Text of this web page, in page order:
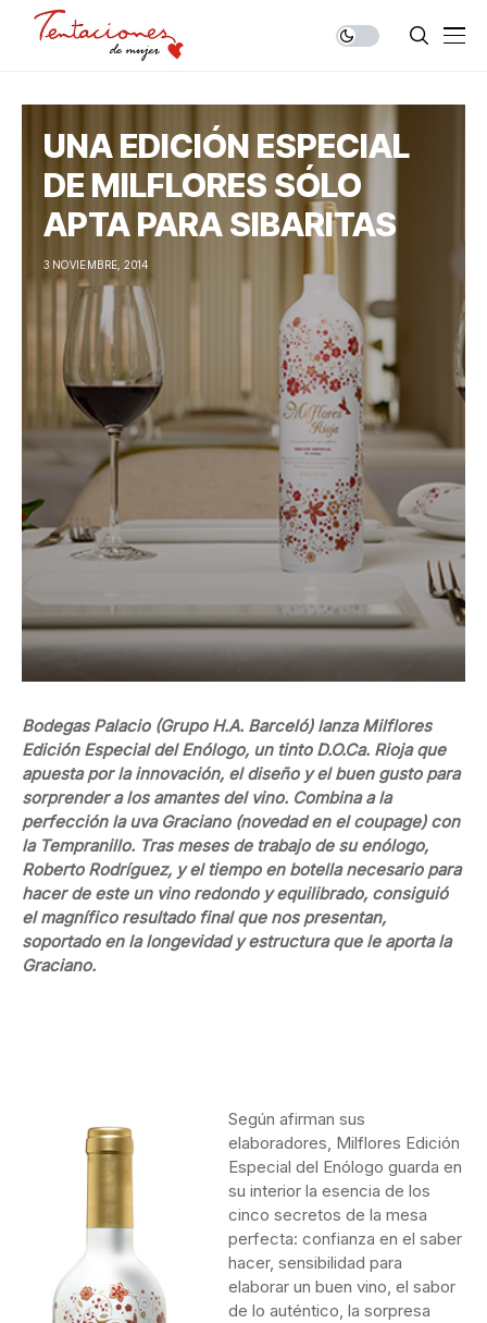
UNA EDICIÓN ESPECIAL
DE MILFLORES SÓLO
APTA PARA SIBARITAS
3 NOVIEMBRE, 2014
Bodegas Palacio (Grupo H.A. Barceló) lanza Milflores
Edición Especial del Enólogo, un tinto D.O.Ca. Rioja que
apuesta por la innovación, el diseño y el buen gusto para
sorprender a los amantes del vino. Combina a la
perfección la uva Graciano (novedad en el coupage) con
la Tempranillo. Tras meses de trabajo de su enólogo,
Roberto Rodríguez, y el tiempo en botella necesario para
hacer de este un vino redondo y equilibrado, consiguió
el magnífico resultado final que nos presentan,
soportado en la longevidad y estructura que le aporta la
Graciano.
Según afirman sus
elaboradores, Milflores Edición
Especial del Enólogo guarda en
su interior la esencia de los
cinco secretos de la mesa
perfecta: confianza en el saber
hacer, sensibilidad para
elaborar un buen vino, el sabor
de lo auténtico, la sorpresa